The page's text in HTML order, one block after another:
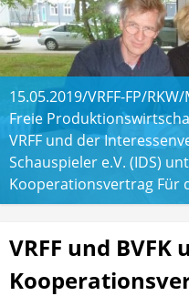
15.05.2019/VRFF-FP/
Freie
VRFF und der
Schauspieler e.V. (IDS)
Kooperationsvertrag Für
VRFF und